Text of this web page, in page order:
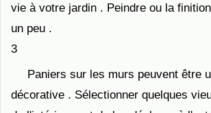
vie à votre jardin . Peindre ou la
un peu .
3
Paniers sur les murs peuvent être
décorative . Sélectionner quelques